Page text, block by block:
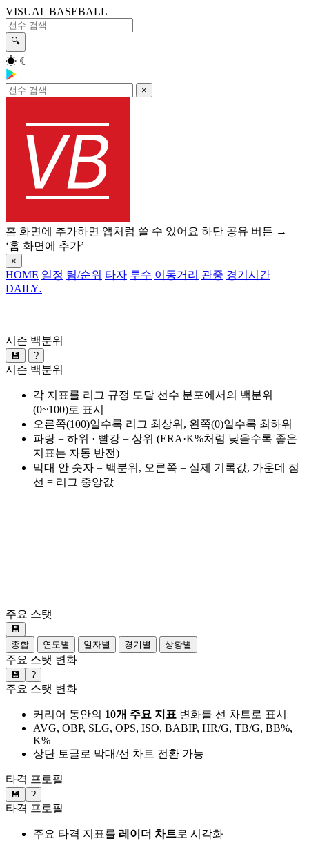
VISUAL BASEBALL
🔍
☀ ☾
×
홈 화면에 추가하면 앱처럼 쓸 수 있어요 하단 공유 버튼 →
‘홈 화면에 추가’
×
HOME 일정 팀/순위 타자 투수 이동거리 관중 경기시간
DAILY.
시즌 백분위
💾 ?
시즌 백분위
각 지표를 리그 규정 도달 선수 분포에서의 백분위
(0~100)로 표시
오른쪽(100)일수록 리그 최상위, 왼쪽(0)일수록 최하위
파랑 = 하위 · 빨강 = 상위 (ERA·K%처럼 낮을수록 좋은
지표는 자동 반전)
막대 안 숫자 = 백분위, 오른쪽 = 실제 기록값, 가운데 점
선 = 리그 중앙값
주요 스탯
💾
종합
연도별 일자별 경기별 상황별
주요 스탯 변화
💾 ?
주요 스탯 변화
커리어 동안의 10개 주요 지표 변화를 선 차트로 표시
AVG, OBP, SLG, OPS, ISO, BABIP, HR/G, TB/G, BB%,
K%
상단 토글로 막대/선 차트 전환 가능
타격 프로필
💾 ?
타격 프로필
주요 타격 지표를 레이더 차트로 시각화